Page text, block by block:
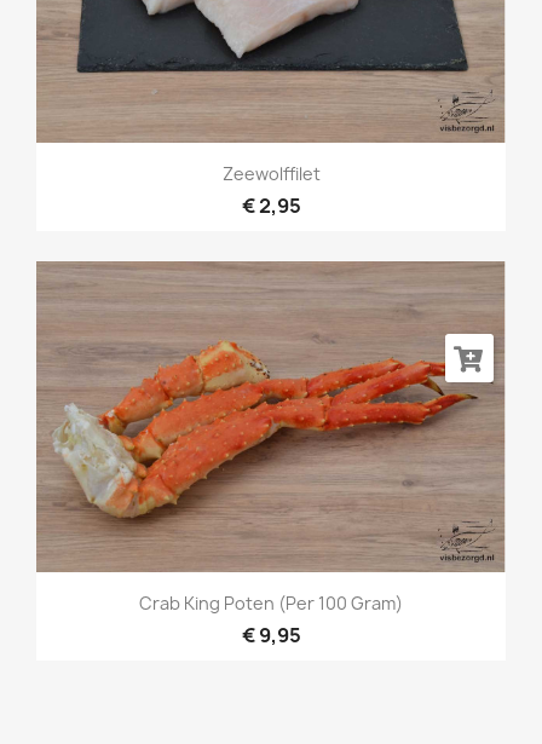
Zeewolffilet
€ 2,95
Crab King Poten (per 100 Gram)
€ 9,95